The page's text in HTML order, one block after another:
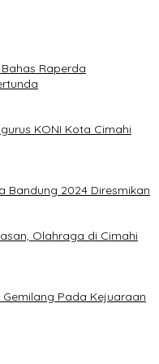
Raperda
KONI Kota Cimahi
Bandung 2024 Diresmikan
Olahraga di Cimahi
Gemilang Pada Kejuaraan